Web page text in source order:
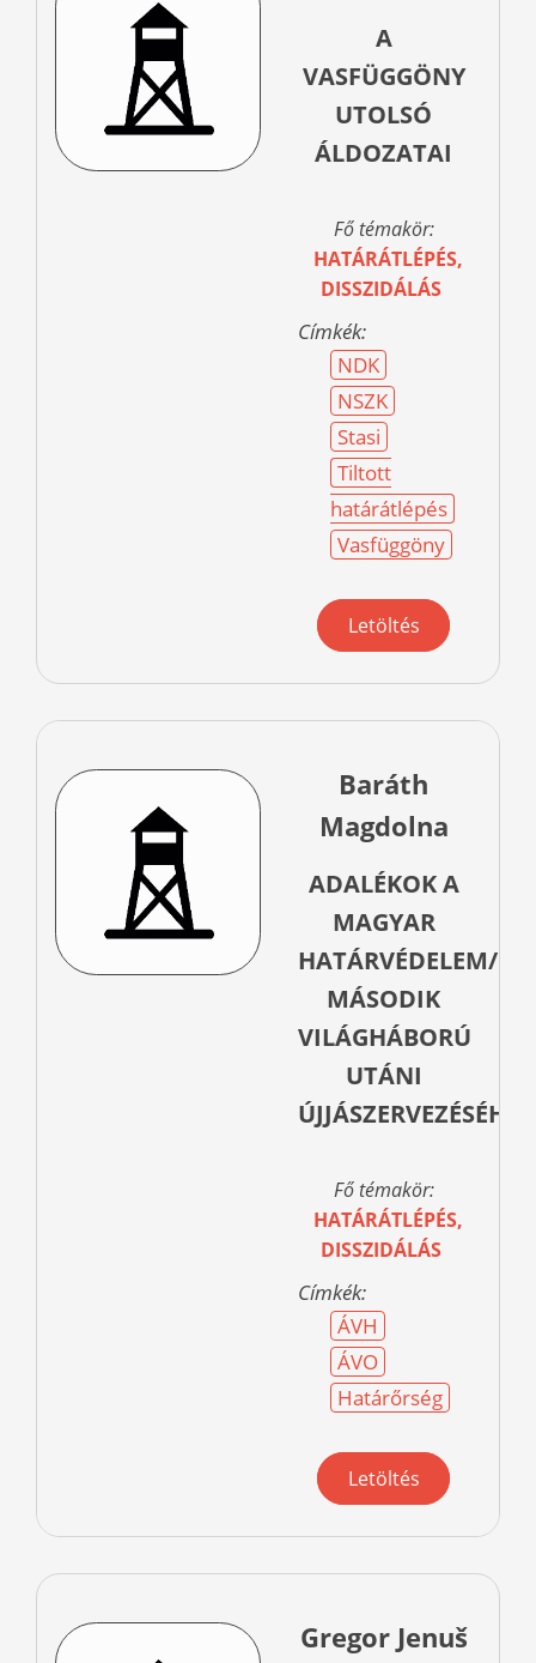
A
VASFÜGGÖNY
UTOLSÓ
ÁLDOZATAI
Fő témakör:
HATÁRÁTLÉPÉS,
DISSZIDÁLÁS
Címkék:
NDK
NSZK
Stasi
Tiltott
határátlépés
Vasfüggöny
Letöltés
Baráth
Magdolna
ADALÉKOK A
MAGYAR
HATÁRVÉDELEM/
MÁSODIK
VILÁGHÁBORÚ
UTÁNI
ÚJJÁSZERVEZÉSÉHEZ
Fő témakör:
HATÁRÁTLÉPÉS,
DISSZIDÁLÁS
Címkék:
ÁVH
ÁVO
Határőrség
Letöltés
Gregor Jenuš